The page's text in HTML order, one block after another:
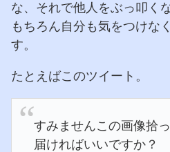
な、それで他人をぶっ叩く
もちろん自分も気をつけな
す。
たとえばこのツイート。
すみませんこの画像拾
届ければいいですか？